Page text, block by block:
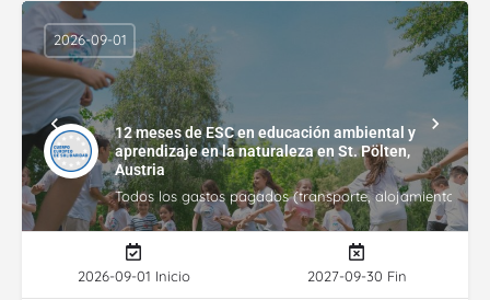
12 meses de ESC en educación ambiental y
aprendizaje en la naturaleza en St. Pölten,
Austria
Todos los gastos pagados (transporte, alojamiento,
2026-09-01
2026-09-01 Inicio 2027-09-30 Fin